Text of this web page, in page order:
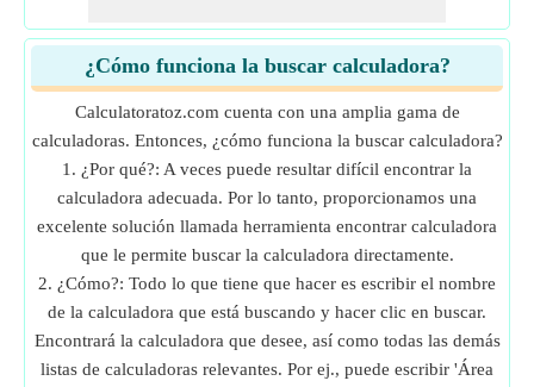
¿Cómo funciona la buscar calculadora?
Calculatoratoz.com cuenta con una amplia gama de
calculadoras. Entonces, ¿cómo funciona la buscar calculadora?
1. ¿Por qué?: A veces puede resultar difícil encontrar la
calculadora adecuada. Por lo tanto, proporcionamos una
excelente solución llamada herramienta encontrar calculadora
que le permite buscar la calculadora directamente.
2. ¿Cómo?: Todo lo que tiene que hacer es escribir el nombre
de la calculadora que está buscando y hacer clic en buscar.
Encontrará la calculadora que desee, así como todas las demás
listas de calculadoras relevantes. Por ej., puede escribir 'Área